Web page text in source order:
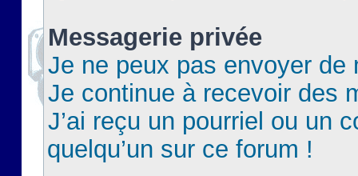
Messagerie privée
Je ne peux pas envoyer de
Je continue à recevoir des
J’ai reçu un pourriel ou un
quelqu’un sur ce forum !